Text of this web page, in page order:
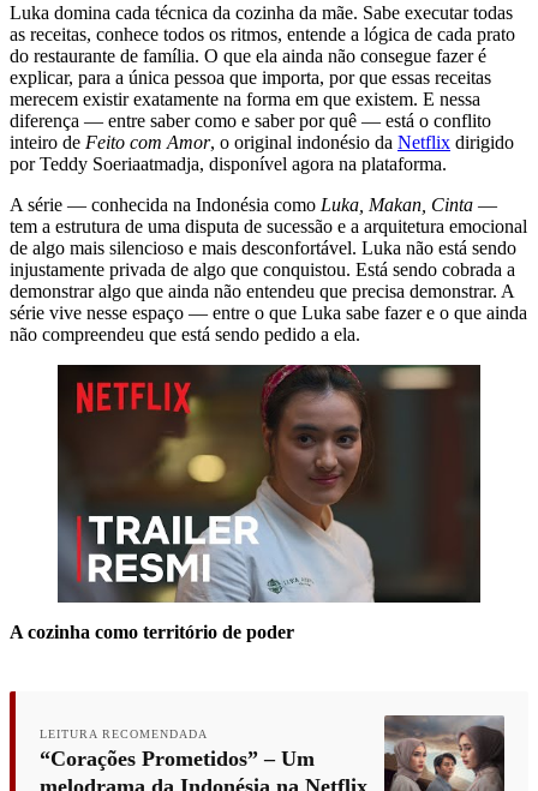
Luka domina cada técnica da cozinha da mãe. Sabe executar todas
as receitas, conhece todos os ritmos, entende a lógica de cada prato
do restaurante de família. O que ela ainda não consegue fazer é
explicar, para a única pessoa que importa, por que essas receitas
merecem existir exatamente na forma em que existem. E nessa
diferença — entre saber como e saber por quê — está o conflito
inteiro de Feito com Amor, o original indonésio da Netflix dirigido
por Teddy Soeriaatmadja, disponível agora na plataforma.
A série — conhecida na Indonésia como Luka, Makan, Cinta —
tem a estrutura de uma disputa de sucessão e a arquitetura emocional
de algo mais silencioso e mais desconfortável. Luka não está sendo
injustamente privada de algo que conquistou. Está sendo cobrada a
demonstrar algo que ainda não entendeu que precisa demonstrar. A
série vive nesse espaço — entre o que Luka sabe fazer e o que ainda
não compreendeu que está sendo pedido a ela.
A cozinha como território de poder
LEITURA RECOMENDADA
“Corações Prometidos” – Um
melodrama da Indonésia na Netflix